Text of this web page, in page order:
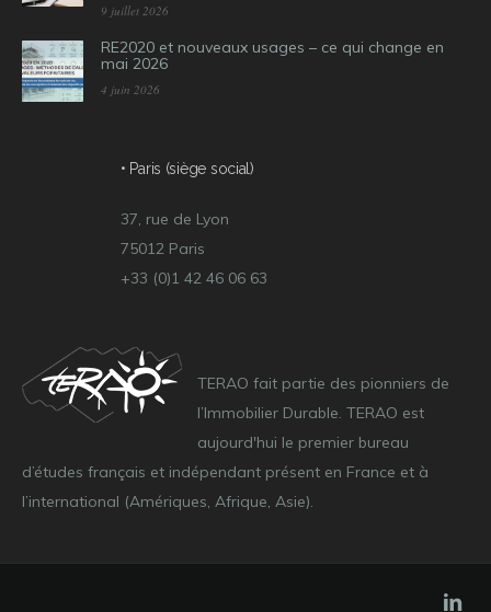
9 juillet 2026
RE2020 et nouveaux usages – ce qui change en
mai 2026
4 juin 2026
• Paris (siège social)
37, rue de Lyon
75012 Paris
+33 (0)1 42 46 06 63
TERAO fait partie des pionniers de
l’Immobilier Durable. TERAO est
aujourd'hui le premier bureau
d’études français et indépendant présent en France et à
l’international (Amériques, Afrique, Asie).